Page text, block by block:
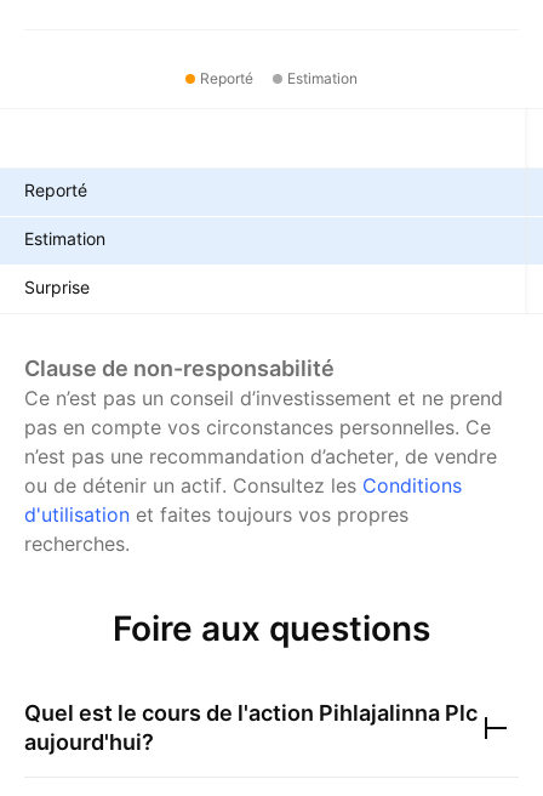
Reporté Estimation
Reporté
Estimation
Surprise
Clause de non-responsabilité
Ce n’est pas un conseil d’investissement et ne prend
pas en compte vos circonstances personnelles. Ce
n’est pas une recommandation d’acheter, de vendre
ou de détenir un actif. Consultez les Conditions
d'utilisation et faites toujours vos propres
recherches.
Foire aux questions
Quel est le cours de l'action Pihlajalinna Plc
aujourd'hui?